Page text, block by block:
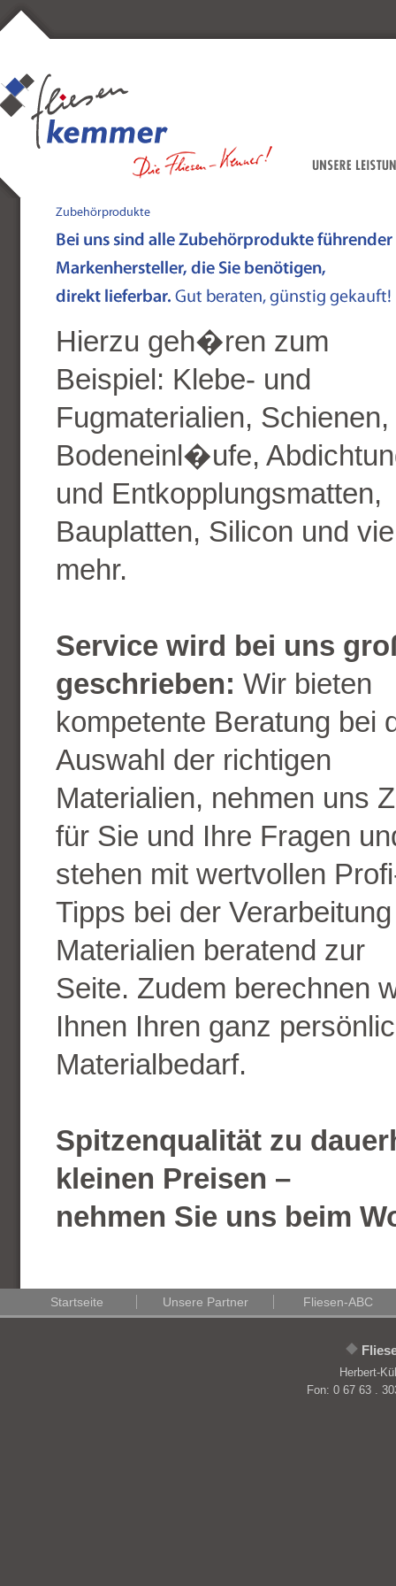
Hierzu geh�ren zum
Beispiel: Klebe- und
Fugmaterialien, Schienen,
Bodeneinl�ufe,
und Entkopplungsmatten,
Bauplatten, Silicon und
mehr.
Service wird bei uns
geschrieben: Wir bieten
kompetente Beratung bei
Auswahl der richtigen
Materialien, nehmen uns
für Sie und Ihre Fragen
stehen mit wertvollen
Tipps bei der
Materialien beratend zur
Seite. Zudem berechnen
Ihnen Ihren ganz
Materialbedarf.
Spitzenqualität zu
kleinen Preisen –
nehmen Sie uns beim
Startseite Unsere Partner Fliesen-ABC
Herbert-
Fon: 0 67 63 .